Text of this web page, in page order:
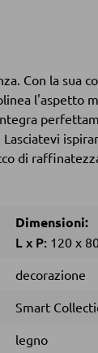
Con la sua
l'aspetto
di
Dimensioni:
Lx P: 120 x
decorazione
Smart
legno